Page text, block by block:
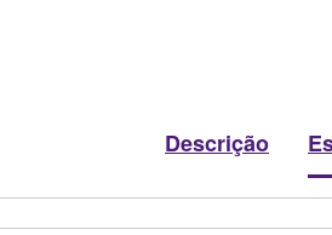
Descrição